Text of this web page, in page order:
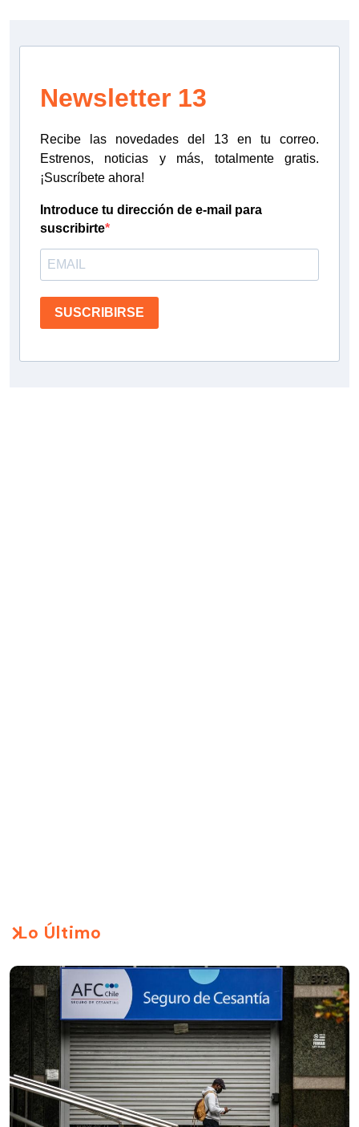
Newsletter 13
Recibe las novedades del 13 en tu correo.
Estrenos, noticias y más, totalmente gratis.
¡Suscríbete ahora!
Introduce tu dirección de e-mail para
suscribirte
SUSCRIBIRSE
Lo Último